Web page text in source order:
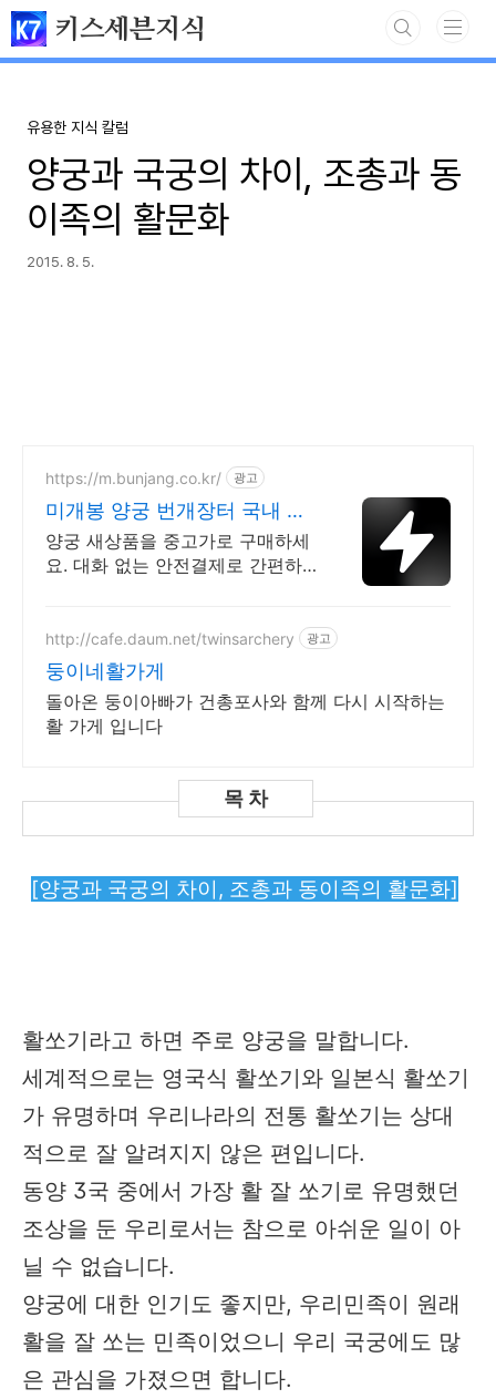
본문 바로가기
키스세븐지식
유용한 지식 칼럼
양궁과 국궁의 차이, 조총과 동
이족의 활문화
2015. 8. 5.
https://m.bunjang.co.kr/ 광고
미개봉 양궁 번개장터 국내 최
대 브랜드 중고거래
양궁 새상품을 중고가로 구매하세
요. 대화 없는 안전결제로 간편하
신규 상품 업로드
http://cafe.daum.net/twinsarchery 광고
둥이네활가게
돌아온 둥이아빠가 건총포사와 함께 다시 시작하는
활 가게 입니다
[양궁과 국궁의 차이, 조총과 동이족의 활문화]
활쏘기라고 하면 주로 양궁을 말합니다.
세계적으로는 영국식 활쏘기와 일본식 활쏘기
가 유명하며 우리나라의 전통 활쏘기는 상대
적으로 잘 알려지지 않은 편입니다.
동양 3국 중에서 가장 활 잘 쏘기로 유명했던
조상을 둔 우리로서는 참으로 아쉬운 일이 아
닐 수 없습니다.
양궁에 대한 인기도 좋지만, 우리민족이 원래
활을 잘 쏘는 민족이었으니 우리 국궁에도 많
은 관심을 가졌으면 합니다.